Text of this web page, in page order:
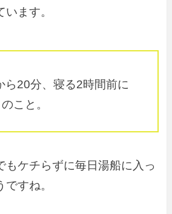
ます。
ら20分、寝る2時間前に
こと。
もケチらずに毎日湯船に入っ
すね。